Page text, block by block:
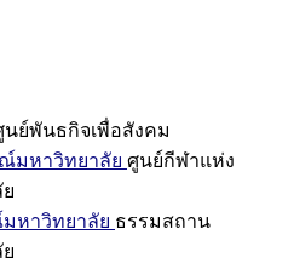
นย์พันธกิจเพื่อสังคม
มหาวิทยาลัย ศูนย์กีฬาแห่ง
หาวิทยาลัย ธรรมสถาน